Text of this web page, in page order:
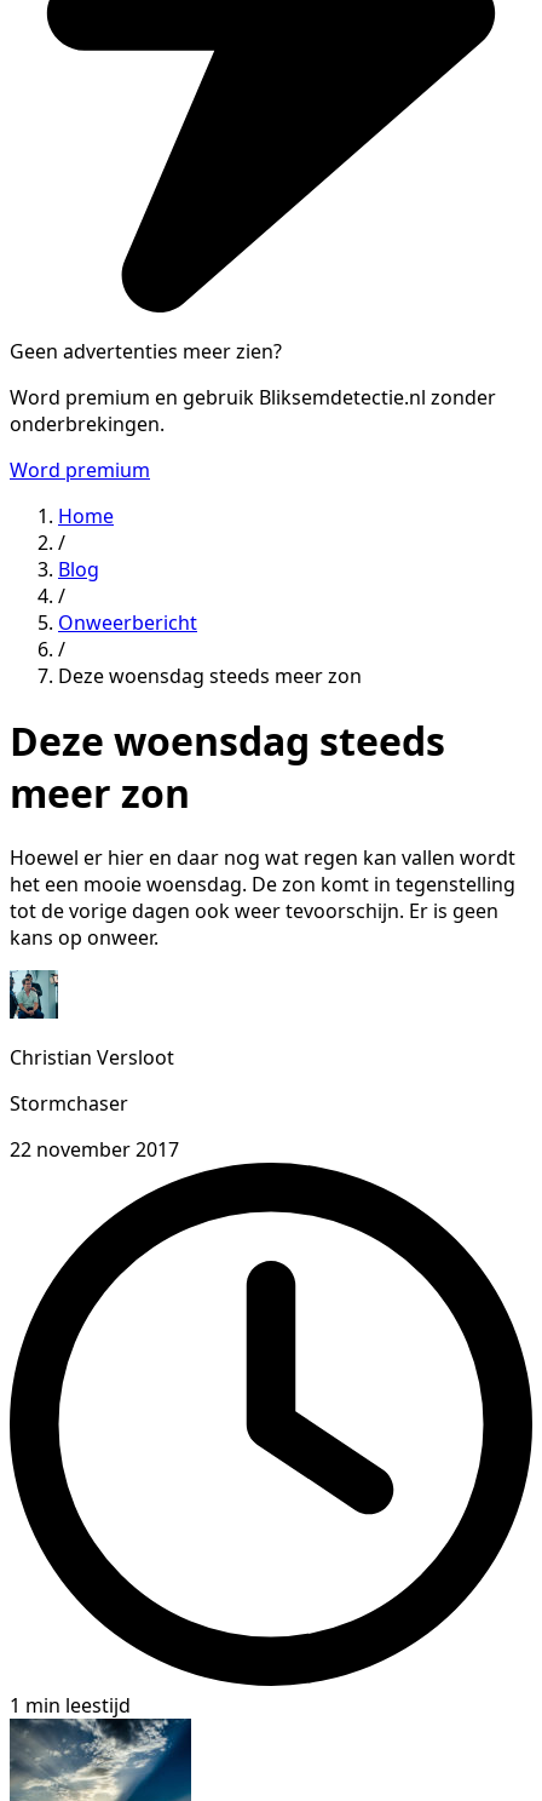
Geen advertenties meer zien?
Word premium en gebruik Bliksemdetectie.nl zonder
onderbrekingen.
Word premium
Home
/
Blog
/
Onweerbericht
/
Deze woensdag steeds meer zon
Deze woensdag steeds
meer zon
Hoewel er hier en daar nog wat regen kan vallen wordt
het een mooie woensdag. De zon komt in tegenstelling
tot de vorige dagen ook weer tevoorschijn. Er is geen
kans op onweer.
Christian Versloot
Stormchaser
22 november 2017
1 min leestijd